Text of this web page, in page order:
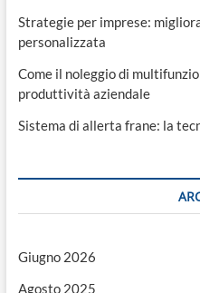
Strategie per imprese:
personalizzata
Come il noleggio di
produttività aziendale
Sistema di allerta frane: la
Giugno 2026
Agosto 2025